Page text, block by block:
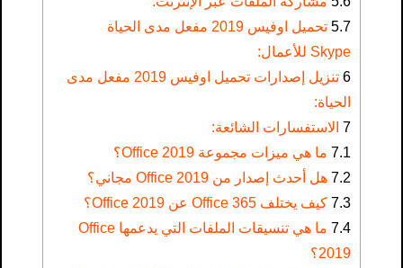
5.7
تحميل اوفيس 2019 مفعل مدى الحياة
Skype للأعمال:
6
تنزيل إصدارات تحميل اوفيس 2019 مفعل مدى
الحياة:
7 الاستفسارات الشائعة:
7.1 ما هي ميزات مجموعة Office 2019؟
7.2 هل أحدث إصدار من Office 2019 مجاني؟
7.3 كيف يختلف Office 365 عن Office 2019؟
7.4
ما هي تنسيقات الملفات التي يدعمها Office
2019؟